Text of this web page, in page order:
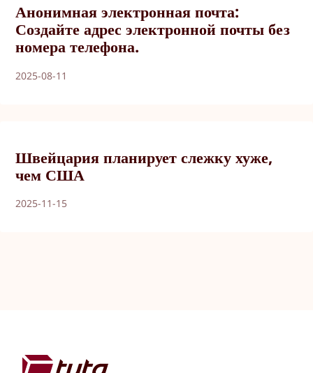
Анонимная электронная почта:
Создайте адрес электронной почты без
номера телефона.
2025-08-11
Швейцария планирует слежку хуже,
чем США
2025-11-15